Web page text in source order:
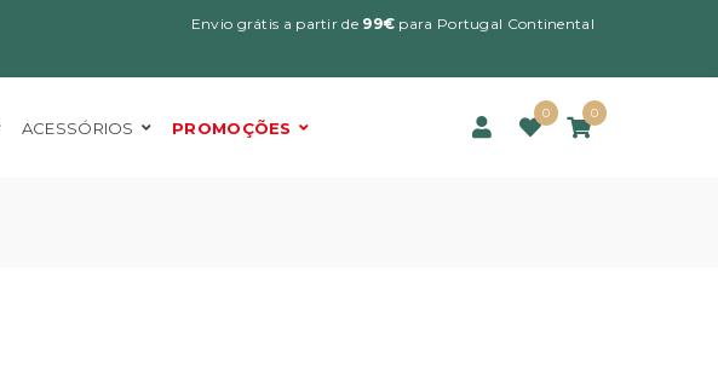
Envio grátis a partir de 99€ para Portugal Continental
ACESSÓRIOS PROMOÇÕES
0 0